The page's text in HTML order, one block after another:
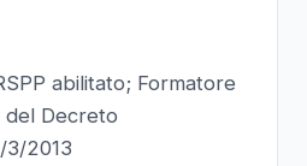
abilitato; Formatore
del Decreto
3/2013